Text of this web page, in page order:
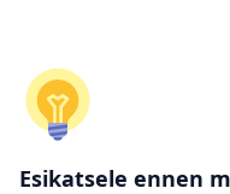
Esikatsele ennen